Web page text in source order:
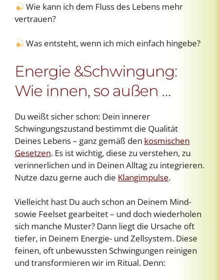
Wie kann ich dem Fluss des Lebens mehr
vertrauen?
Was entsteht, wenn ich mich einfach hingebe?
Energie &Schwingung:
Wie innen, so außen …
Du weißt sicher schon: Dein innerer
Schwingungszustand bestimmt die Qualität
Deines Lebens – ganz gemäß den kosmischen
Gesetzen. Es ist wichtig, diese zu verstehen, zu
verinnerlichen und in Deinen Alltag zu integrieren.
Nutze dazu gerne auch die Klangimpulse.
Vielleicht hast Du auch schon an Deinem Mind-
sowie Feelset gearbeitet – und doch wiederholen
sich manche Muster? Dann liegt die Ursache oft
tiefer, in Deinem Energie- und Zellsystem. Diese
feinen, oft unbewussten Schwingungen reinigen
und transformieren wir im Ritual. Denn: